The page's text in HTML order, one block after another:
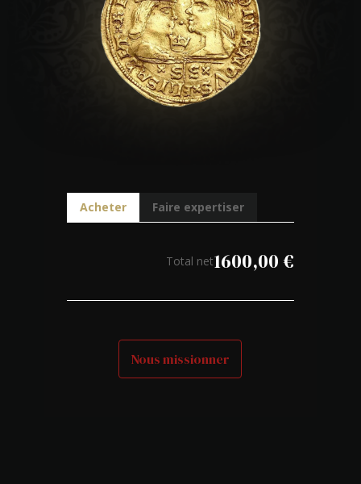
Acheter Faire expertiser
Total net1600,00€
Nous missionner